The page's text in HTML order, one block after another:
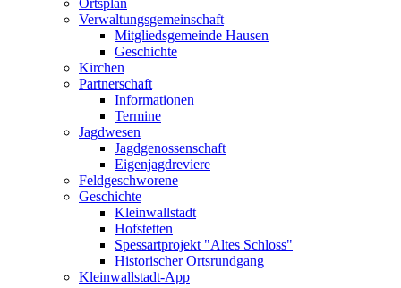
Ortsplan
Verwaltungsgemeinschaft
Mitgliedsgemeinde Hausen
Geschichte
Kirchen
Partnerschaft
Informationen
Termine
Jagdwesen
Jagdgenossenschaft
Eigenjagdreviere
Feldgeschworene
Geschichte
Kleinwallstadt
Hofstetten
Spessartprojekt "Altes Schloss"
Historischer Ortsrundgang
Kleinwallstadt-App